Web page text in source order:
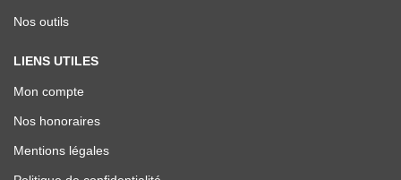
Nos outils
LIENS UTILES
Mon compte
Nos honoraires
Mentions légales